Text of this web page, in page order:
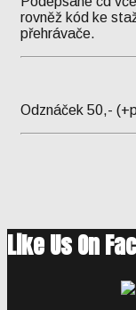
rovněž kód ke
přehrávače.
Odznáček 50,-
Like Us On